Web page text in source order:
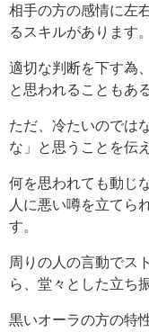
相手の方の感情に左
るスキルがあります。
適切な判断を下す為
と思われることもあ
ただ、冷たいのでは
な」と思うことを伝
何を思われても動じ
人に悪い噂を立てら
す。
周りの人の言動でス
ら、堂々とした立ち
黒いオーラの方の特